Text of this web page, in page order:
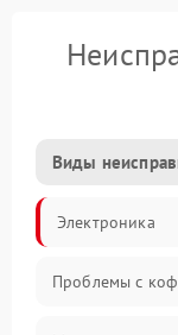
Виды
Электроника
Проблемы с